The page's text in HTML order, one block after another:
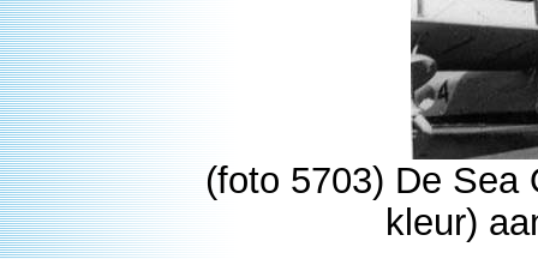
(foto 5703) De Sea
kleur)